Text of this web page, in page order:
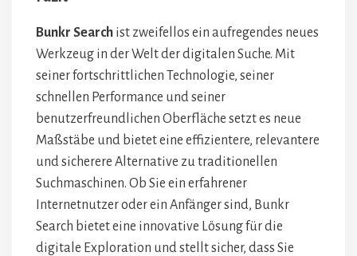
Bunkr Search ist zweifellos ein aufregendes neues
Werkzeug in der Welt der digitalen Suche. Mit
seiner fortschrittlichen Technologie, seiner
schnellen Performance und seiner
benutzerfreundlichen Oberfläche setzt es neue
Maßstäbe und bietet eine effizientere, relevantere
und sicherere Alternative zu traditionellen
Suchmaschinen. Ob Sie ein erfahrener
Internetnutzer oder ein Anfänger sind, Bunkr
Search bietet eine innovative Lösung für die
digitale Exploration und stellt sicher, dass Sie